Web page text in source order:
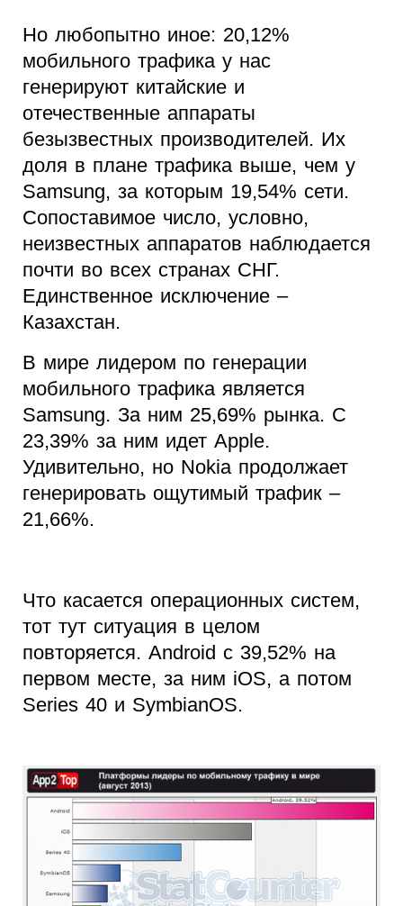
Но любопытно иное: 20,12%
мобильного трафика у нас
генерируют китайские и
отечественные аппараты
безызвестных производителей. Их
доля в плане трафика выше, чем у
Samsung, за которым 19,54% сети.
Сопоставимое число, условно,
неизвестных аппаратов наблюдается
почти во всех странах СНГ.
Единственное исключение –
Казахстан.
В мире лидером по генерации
мобильного трафика является
Samsung. За ним 25,69% рынка. С
23,39% за ним идет Apple.
Удивительно, но Nokia продолжает
генерировать ощутимый трафик –
21,66%.
Что касается операционных систем,
тот тут ситуация в целом
повторяется. Android c 39,52% на
первом месте, за ним iOS, а потом
Series 40 и SymbianOS.